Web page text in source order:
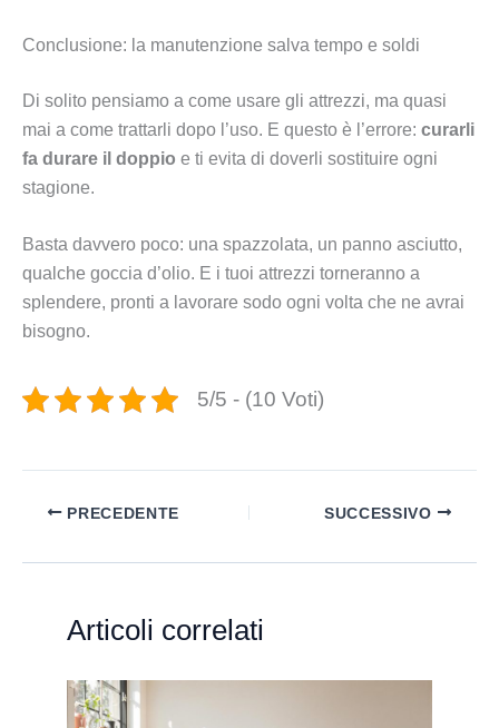
Conclusione: la manutenzione salva tempo e soldi
Di solito pensiamo a come usare gli attrezzi, ma quasi
mai a come trattarli dopo l’uso. E questo è l’errore: curarli
fa durare il doppio e ti evita di doverli sostituire ogni
stagione.
Basta davvero poco: una spazzolata, un panno asciutto,
qualche goccia d’olio. E i tuoi attrezzi torneranno a
splendere, pronti a lavorare sodo ogni volta che ne avrai
bisogno.
5/5 - (10 Voti)
PRECEDENTE SUCCESSIVO
Articoli correlati